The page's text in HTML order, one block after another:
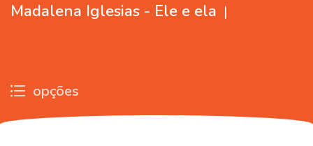
Madalena Iglesias - Ele e ela |
opções